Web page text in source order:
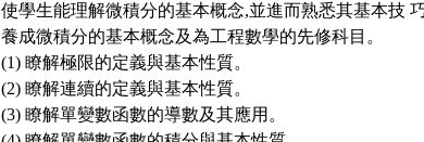
使學生能理解微積分的基本概念,並進而熟悉其基本技
養成微積分的基本概念及為工程數學的先修科目。
(1) 瞭解極限的定義與基本性質。
(2) 瞭解連續的定義與基本性質。
(3) 瞭解單變數函數的導數及其應用。